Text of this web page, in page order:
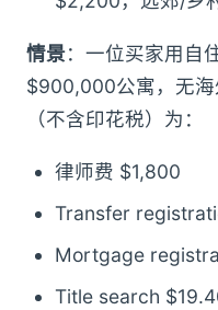
情景：一位买家用自
$900,000公寓，无
（不含印花税）为：
律师费 $1,800
Transfer
Mortgage
Title search